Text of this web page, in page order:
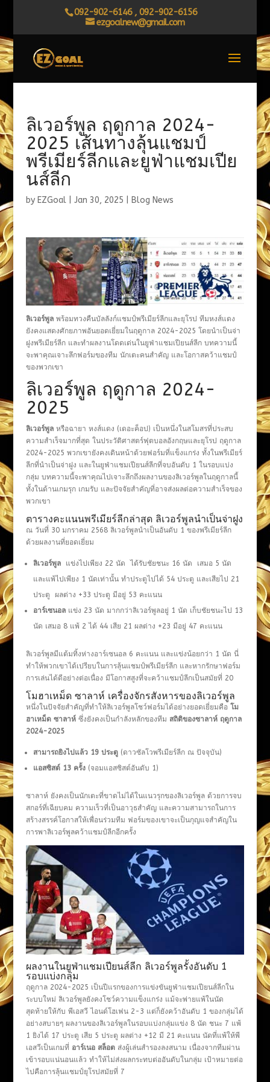
092-902-6146 , 092-902-6156
ezgoalnew@gmail.com
ลิเวอร์พูล ฤดูกาล 2024-
2025 เส้นทางลุ้นแชมป์
พรีเมียร์ลีกและยูฟ่าแชมเปีย
นส์ลีก
by EZGoal| Jan 30, 2025 Blog News
ลิเวอร์พูลพร้อมทวงคืนบัลลังก์แชมป์พรีเมียร์ลีกและยุโรป ทีมหงส์แดง
ยังคงแสดงศักยภาพอันยอดเยี่ยมในฤดูกาล 2024-2025 โดยนำเป็นจ่า
ฝูงพรีเมียร์ลีก และทำผลงานโดดเด่นในยูฟ่าแชมเปียนส์ลีก บทความนี้
จะพาคุณเจาะลึกฟอร์มของทีม นักเตะคนสำคัญ และโอกาสคว้าแชมป์
ของพวกเขา
ลิเวอร์พูล ฤดูกาล 2024-
2025
ลิเวอร์พูลหรือฉายา หงส์แดง (เดอะค็อป) เป็นหนึ่งในสโมสรที่ประสบ
ความสำเร็จมากที่สุด ในประวัติศาสตร์ฟุตบอลอังกฤษและยุโรป ฤดูกาล
2024-2025 พวกเขายังคงเดินหน้าด้วยฟอร์มที่แข็งแกร่ง ทั้งในพรีเมียร์
ลีกที่นำเป็นจ่าฝูง และในยูฟ่าแชมเปียนส์ลีกที่จบอันดับ 1 ในรอบแบ่ง
กลุ่ม บทความนี้จะพาคุณไปเจาะลึกถึงผลงานของลิเวอร์พูลในฤดูกาลนี้
ทั้งในด้านเกมรุก เกมรับ และปัจจัยสำคัญที่อาจส่งผลต่อความสำเร็จของ
พวกเขา
ตารางคะแนนพรีเมียร์ลีกล่าสุด ลิเวอร์พูลนำเป็นจ่าฝูง
ณ วันที่ 30 มกราคม 2568 ลิเวอร์พูลนำเป็นอันดับ 1 ของพรีเมียร์ลีก
ด้วยผลงานที่ยอดเยี่ยม
ลิเวอร์พูลแข่งไปเพียง 22 นัด ได้รับชัยชนะ 16 นัด เสมอ 5 นัด
และแพ้ไปเพียง 1 นัดเท่านั้น ทำประตูไปได้ 54 ประตู และเสียไป 21
ประตู ผลต่าง +33 ประตู มีอยู่ 53 คะแนน
อาร์เซนอลแข่ง 23 นัด มากกว่าลิเวอร์พูลอยู่ 1 นัด เก็บชัยชนะไป 13
นัด เสมอ 8 แพ้ 2 ได้ 44 เสีย 21 ผลต่าง +23 มีอยู่ 47 คะแนน
ลิเวอร์พูลมีแต้มทิ้งห่างอาร์เซนอล 6 คะแนน และแข่งน้อยกว่า 1 นัด นี่
ทำให้พวกเขาได้เปรียบในการลุ้นแชมป์พรีเมียร์ลีก และหากรักษาฟอร์ม
การเล่นได้ดีอย่างต่อเนื่อง มีโอกาสสูงที่จะคว้าแชมป์ลีกเป็นสมัยที่ 20
โมฮาเหม็ด ซาลาห์ เครื่องจักรสังหารของลิเวอร์พูล
หนึ่งในปัจจัยสำคัญที่ทำให้ลิเวอร์พูลโชว์ฟอร์มได้อย่างยอดเยี่ยมคือ โม
ฮาเหม็ด ซาลาห์ซึ่งยังคงเป็นกำลังหลักของทีม สถิติของซาลาห์ ฤดูกาล
2024-2025
สามารถยิงไปแล้ว 19 ประตู(ดาวซัลโวพรีเมียร์ลีก ณ ปัจจุบัน)
แอสซิสต์ 13 ครั้ง(จอมแอสซิสต์อันดับ 1)
ซาลาห์ ยังคงเป็นนักเตะที่ขาดไม่ได้ในแนวรุกของลิเวอร์พูล ด้วยการจบ
สกอร์ที่เฉียบคม ความเร็วที่เป็นอาวุธสำคัญ และความสามารถในการ
สร้างสรรค์โอกาสให้เพื่อนร่วมทีม ฟอร์มของเขาจะเป็นกุญแจสำคัญใน
การพาลิเวอร์พูลคว้าแชมป์ลีกอีกครั้ง
ผลงานในยูฟ่าแชมเปียนส์ลีก ลิเวอร์พูลรั้งอันดับ 1
รอบแบ่งกลุ่ม
ฤดูกาล 2024-2025 เป็นปีแรกของการแข่งขันยูฟ่าแชมเปียนส์ลีกใน
ระบบใหม่ ลิเวอร์พูลยังคงโชว์ความแข็งแกร่ง แม้จะพ่ายแพ้ในนัด
สุดท้ายให้กับ พีเอสวี ไอนด์โฮเฟน 2-3 แต่ก็ยังคว้าอันดับ 1 ของกลุ่มได้
อย่างสบายๆ ผลงานของลิเวอร์พูลในรอบแบ่งกลุ่มแข่ง 8 นัด ชนะ 7 แพ้
1 ยิงได้ 17 ประตู เสีย 5 ประตู ผลต่าง +12 มี 21 คะแนน นัดที่แพ้ให้พี
เอสวีเป็นเกมที่ อาร์เนอ สล็อตส่งผู้เล่นสำรองลงสนาม เนื่องจากทีมผ่าน
เข้ารอบแน่นอนแล้ว ทำให้ไม่ส่งผลกระทบต่ออันดับในกลุ่ม เป้าหมายต่อ
ไปคือการลุ้นแชมป์ยุโรปสมัยที่ 7